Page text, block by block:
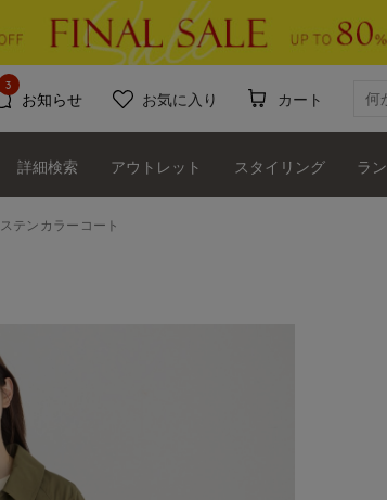
お知らせ
3
お気に入り カート
詳細検索 アウトレット スタイリング ラ
ステンカラーコート